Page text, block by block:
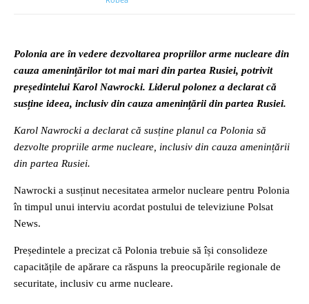
Polonia are în vedere dezvoltarea propriilor arme nucleare din
cauza amenințărilor tot mai mari din partea Rusiei, potrivit
președintelui Karol Nawrocki. Liderul polonez a declarat că
susține ideea, inclusiv din cauza amenințării din partea Rusiei.
Karol Nawrocki a declarat că susține planul ca Polonia să
dezvolte propriile arme nucleare, inclusiv din cauza amenințării
din partea Rusiei.
Nawrocki a susținut necesitatea armelor nucleare pentru Polonia
în timpul unui interviu acordat postului de televiziune Polsat
News.
Președintele a precizat că Polonia trebuie să își consolideze
capacitățile de apărare ca răspuns la preocupările regionale de
securitate, inclusiv cu arme nucleare.